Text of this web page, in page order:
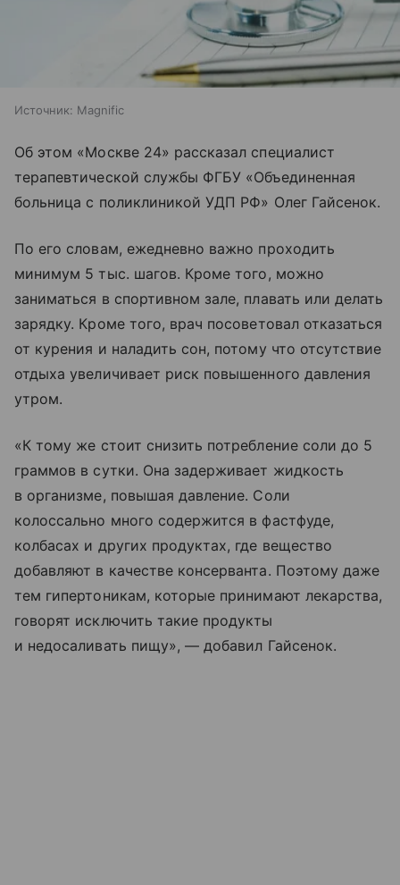
Источник: Magnific
Об этом «Москве 24» рассказал специалист
терапевтической службы ФГБУ «Объединенная
больница с поликлиникой УДП РФ» Олег Гайсенок.
По его словам, ежедневно важно проходить
минимум 5 тыс. шагов. Кроме того, можно
заниматься в спортивном зале, плавать или делать
зарядку. Кроме того, врач посоветовал отказаться
от курения и наладить сон, потому что отсутствие
отдыха увеличивает риск повышенного давления
утром.
«К тому же стоит снизить потребление соли до 5
граммов в сутки. Она задерживает жидкость
в организме, повышая давление. Соли
колоссально много содержится в фастфуде,
колбасах и других продуктах, где вещество
добавляют в качестве консерванта. Поэтому даже
тем гипертоникам, которые принимают лекарства,
говорят исключить такие продукты
и недосаливать пищу», — добавил Гайсенок.